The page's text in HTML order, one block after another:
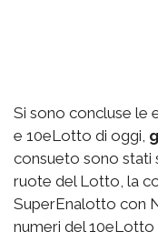
Si sono concluse le
e 10eLotto di oggi,
consueto sono stati
ruote del Lotto, la
SuperEnalotto con
numeri del 10eLotto